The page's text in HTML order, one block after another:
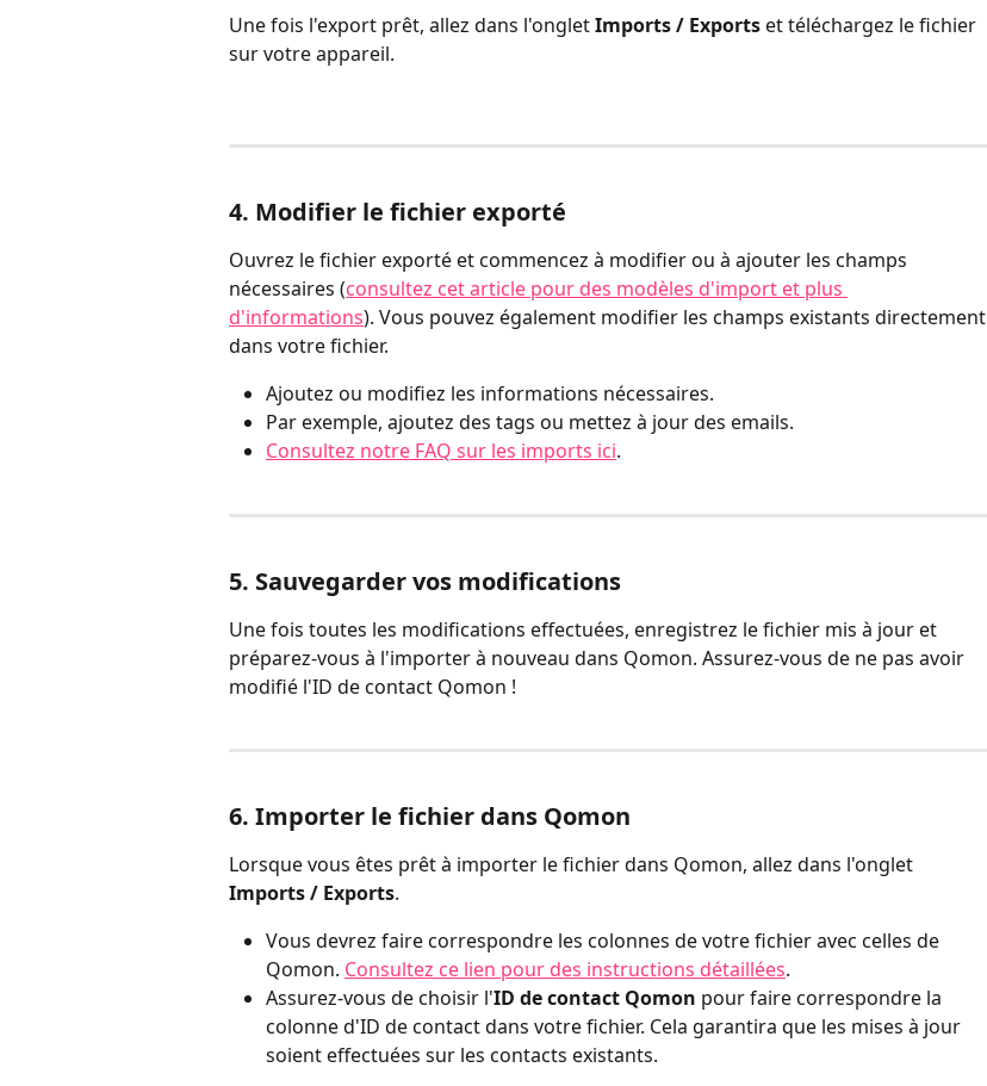
Une fois l'export prêt, allez dans l'onglet Imports / Exports et téléchargez le fichier
sur votre appareil.
4. Modifier le fichier exporté
Ouvrez le fichier exporté et commencez à modifier ou à ajouter les champs
nécessaires (consultez cet article pour des modèles d'import et plus
d'informations). Vous pouvez également modifier les champs existants directement
dans votre fichier.
Ajoutez ou modifiez les informations nécessaires.
Par exemple, ajoutez des tags ou mettez à jour des emails.
Consultez notre FAQ sur les imports ici.
5. Sauvegarder vos modifications
Une fois toutes les modifications effectuées, enregistrez le fichier mis à jour et
préparez-vous à l'importer à nouveau dans Qomon. Assurez-vous de ne pas avoir
modifié l'ID de contact Qomon !
6. Importer le fichier dans Qomon
Lorsque vous êtes prêt à importer le fichier dans Qomon, allez dans l'onglet
Imports / Exports.
Vous devrez faire correspondre les colonnes de votre fichier avec celles de
Qomon. Consultez ce lien pour des instructions détaillées.
Assurez-vous de choisir l'ID de contact Qomon pour faire correspondre la
colonne d'ID de contact dans votre fichier. Cela garantira que les mises à jour
soient effectuées sur les contacts existants.